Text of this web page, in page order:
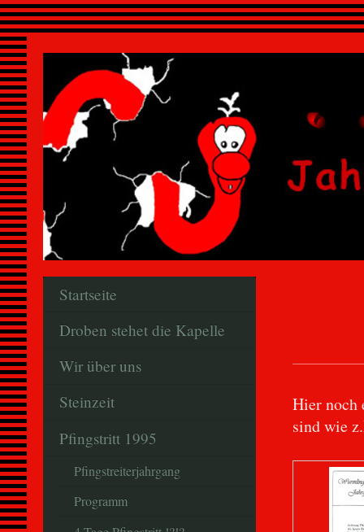
Hier noch
sind wie
Startseite
Droben stehet die Kapelle
Wir über uns
Steinzeit
Pfingstritt 1995
Pfingstreiterjahrgang
Programm